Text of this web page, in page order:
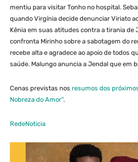
mentiu para visitar Tonho no hospital.
quando Virgínia decide denunciar Viriato
Kênia em suas atitudes contra a tirania de
confronta Mirinho sobre a sabotagem do
recebe alta e agradece ao apoio de todos
saúde. Malungo anuncia a Jendal que em
Cenas previstas nos resumos dos
Nobreza do Amor”.
RedeNoticia